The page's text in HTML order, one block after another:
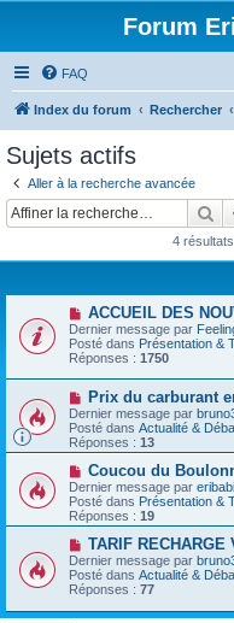
Forum
FAQ
Index du forum Rechercher
Sujets actifs
Aller à la recherche avancée
4
N
o
u
v
e
a
m
e
s
s
a
g
e
ACCUEIL DES
Dernier message par
Posté dans Présentation &
Réponses : 1750
N
o
u
v
e
a
m
e
s
s
g
e
Prix ​​du carburant
Dernier message par
Posté dans Actualité &
Réponses : 13
N
o
u
v
e
a
m
e
s
s
Coucou du
Dernier message par
Posté dans Présentation &
Réponses : 19
N
o
u
v
e
a
TARIF RECHARGE
Dernier message par
Posté dans Actualité &
Réponses : 77